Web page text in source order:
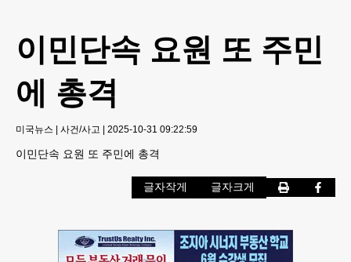
이민단속 요원 또 주민
에 총격
미국뉴스 | 사건/사고 | 2025-10-31 09:22:59
이민단속 요원 또 주민에 총격
글자작게 글자크게